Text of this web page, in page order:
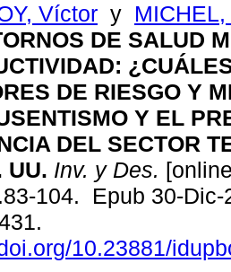
Víctor y
DE SALUD
DE RIESGO Y
Y EL
DEL SECTOR
UU. Inv. y Des.
104. Epub 30-Dic-
10.23881/